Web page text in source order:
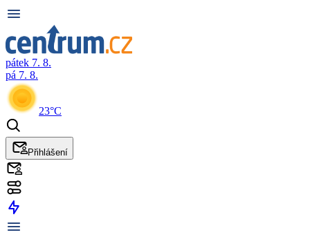
pátek 7. 8.
pá 7. 8.
23°C
Přihlášení